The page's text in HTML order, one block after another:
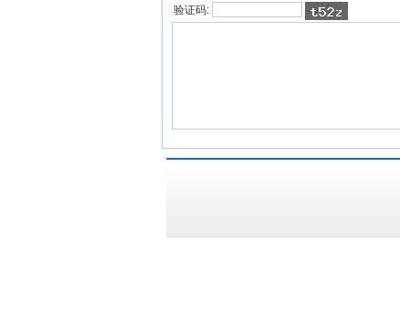
验证码: